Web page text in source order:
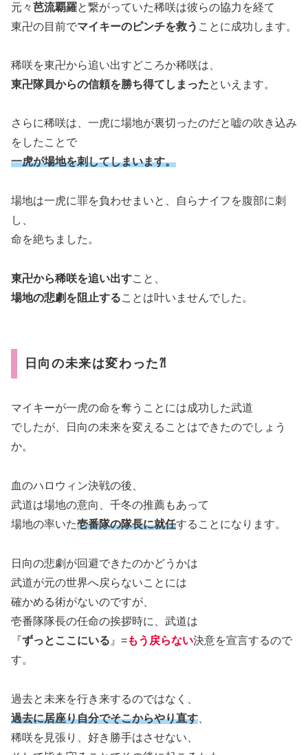
元々芭流覇羅と繋がっていた稀咲は彼らの協力を経て
東卍の目前でマイキーのピンチを救う ことに成功します。
稀咲を東卍から追い出すどころか稀咲は、
東卍隊員からの信頼を勝ち得てしまったといえます。
さらに稀咲は、一虎に場地が裏切ったのだと嘘の吹き込み
をしたことで
一虎が場地を刺してしまいます。
場地は一虎に罪を負わせまいと、自らナイフを腹部に刺
し、
命を絶ちました。
東卍から稀咲を追い出すこと、
場地の悲劇を阻止することは叶いませんでした。
日向の未来は変わった⁈
マイキーが一虎の命を奪うことには成功した武道
でしたが、日向の未来を変えることはできたのでしょう
か。
血のハロウィン決戦の後、
武道は場地の意向、千冬の推薦もあって
場地の率いた壱番隊の隊長に就任することになります。
日向の悲劇が回避できたのかどうかは
武道が元の世界へ戻らないことには
確かめる術がないのですが、
壱番隊隊長の任命の挨拶時に、武道は
『ずっとここにいる 』=もう戻らない決意を宣言するので
す。
過去と未来を行き来するのではなく、
過去に居座り自分でそこからやり直す
稀咲を見張り、好き勝手はさせない、